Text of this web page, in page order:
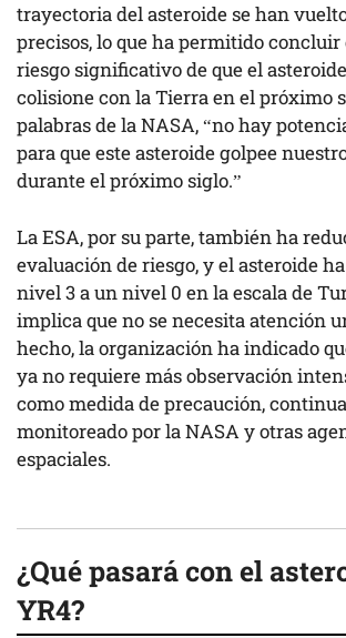
trayectoria del asteroide se han
precisos, lo que ha permitido
riesgo significativo de que el
colisione con la Tierra en el próximo
palabras de la NASA, “no hay
para que este asteroide golpee
durante el próximo siglo.”
La ESA, por su parte, también ha
evaluación de riesgo, y el asteroide
nivel 3 a un nivel 0 en la escala de
implica que no se necesita atención
hecho, la organización ha indicado
ya no requiere más observación
como medida de precaución,
monitoreado por la NASA y otras
espaciales.
¿Qué pasará con el
YR4?